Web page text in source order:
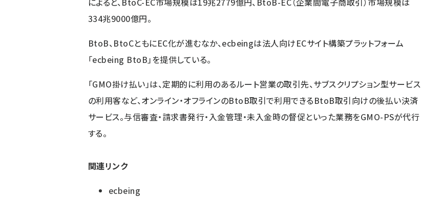
334兆9000億円。
BtoB、BtoCともにEC化が進むなか、ecbeingは法人向けECサイト構築プラットフォーム
「ecbeing BtoB」を提供している。
「GMO掛け払い」は、定期的に利用のあるルート営業の取引先、サブスクリプション型サービス
の利用客など、オンライン・オフラインのBtoB取引で利用できるBtoB取引向けの後払い決済
サービス。与信審査・請求書発行・入金管理・未入金時の督促といった業務をGMO-PSが代行
する。
関連リンク
ecbeing